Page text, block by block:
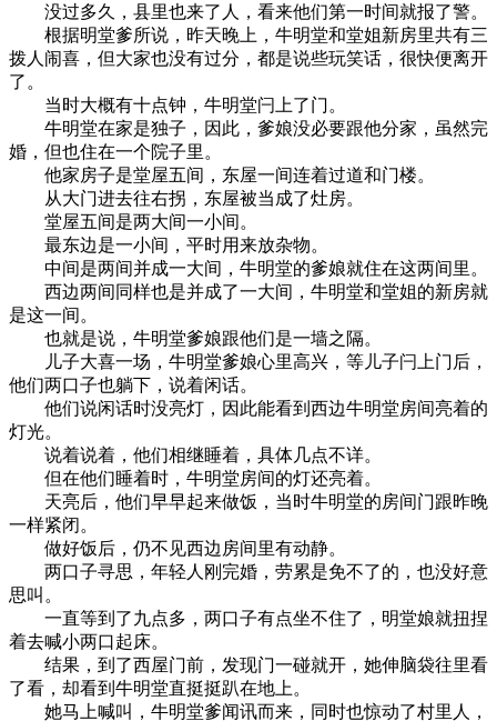
没过多久，县里也来了人，看来他们第一时间就报了警。
根据明堂爹所说，昨天晚上，牛明堂和堂姐新房里共有三
拨人闹喜，但大家也没有过分，都是说些玩笑话，很快便离开
了。
当时大概有十点钟，牛明堂闩上了门。
牛明堂在家是独子，因此，爹娘没必要跟他分家，虽然完
婚，但也住在一个院子里。
他家房子是堂屋五间，东屋一间连着过道和门楼。
从大门进去往右拐，东屋被当成了灶房。
堂屋五间是两大间一小间。
最东边是一小间，平时用来放杂物。
中间是两间并成一大间，牛明堂的爹娘就住在这两间里。
西边两间同样也是并成了一大间，牛明堂和堂姐的新房就
是这一间。
也就是说，牛明堂爹娘跟他们是一墙之隔。
儿子大喜一场，牛明堂爹娘心里高兴，等儿子闩上门后，
他们两口子也躺下，说着闲话。
他们说闲话时没亮灯，因此能看到西边牛明堂房间亮着的
灯光。
说着说着，他们相继睡着，具体几点不详。
但在他们睡着时，牛明堂房间的灯还亮着。
天亮后，他们早早起来做饭，当时牛明堂的房间门跟昨晚
一样紧闭。
做好饭后，仍不见西边房间里有动静。
两口子寻思，年轻人刚完婚，劳累是免不了的，也没好意
思叫。
一直等到了九点多，两口子有点坐不住了，明堂娘就扭捏
着去喊小两口起床。
结果，到了西屋门前，发现门一碰就开，她伸脑袋往里看
了看，却看到牛明堂直挺挺趴在地上。
她马上喊叫，牛明堂爹闻讯而来，同时也惊动了村里人，